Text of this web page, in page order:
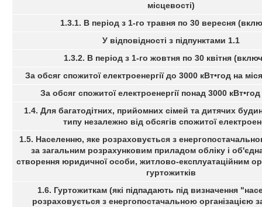
місцевості)
1.3.1. В період з 1-го травня по 30 вересня
У відповідності з підпунктами 1.1
1.3.2. В період з 1-го жовтня по 30 квітня
За обсяг спожитої електроенергії до 3000 кВт•год на
За обсяг спожитої електроенергії понад 3000
1.4. Для багатодітних, прийомних сімей та дитячих
типу незалежно від обсягів спожитої
1.5. Населенню, яке розраховується з
за загальним розрахунковим приладом обліку і
створення юридичної особи, житлово-експлуатаційним
гуртожитків
1.6. Гуртожиткам (які підпадають під визначення
розраховується з енергопостачальною організацією